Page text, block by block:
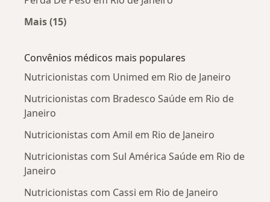
Mais (15)
Convênios médicos mais populares
Nutricionistas com Unimed em Rio de Janeiro
Nutricionistas com Bradesco Saúde em Rio de
Janeiro
Nutricionistas com Amil em Rio de Janeiro
Nutricionistas com Sul América Saúde em Rio de
Janeiro
Nutricionistas com Cassi em Rio de Janeiro